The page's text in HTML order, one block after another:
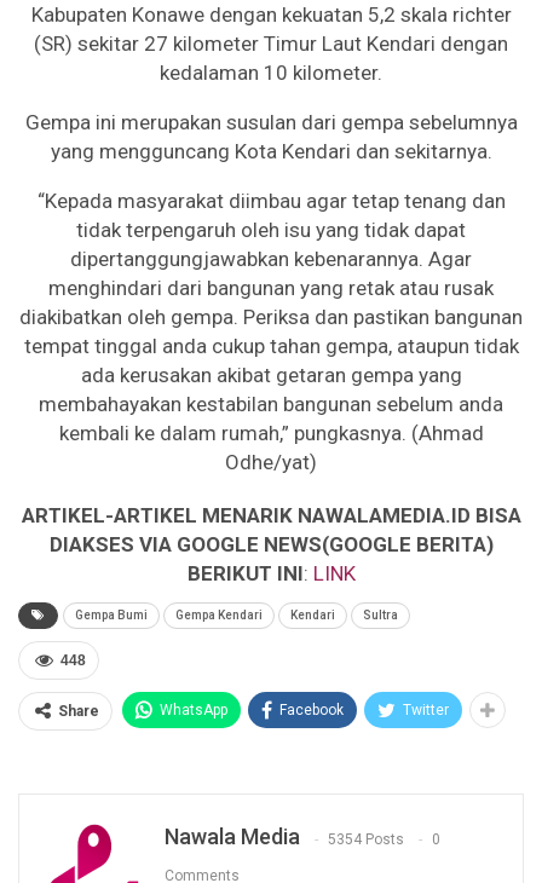
Kabupaten Konawe dengan kekuatan 5,2 skala richter
(SR) sekitar 27 kilometer Timur Laut Kendari dengan
kedalaman 10 kilometer.
Gempa ini merupakan susulan dari gempa sebelumnya
yang mengguncang Kota Kendari dan sekitarnya.
“Kepada masyarakat diimbau agar tetap tenang dan
tidak terpengaruh oleh isu yang tidak dapat
dipertanggungjawabkan kebenarannya. Agar
menghindari dari bangunan yang retak atau rusak
diakibatkan oleh gempa. Periksa dan pastikan bangunan
tempat tinggal anda cukup tahan gempa, ataupun tidak
ada kerusakan akibat getaran gempa yang
membahayakan kestabilan bangunan sebelum anda
kembali ke dalam rumah,” pungkasnya. (Ahmad
Odhe/yat)
ARTIKEL-ARTIKEL MENARIK NAWALAMEDIA.ID BISA
DIAKSES VIA GOOGLE NEWS(GOOGLE BERITA)
BERIKUT INI: LINK
Gempa Bumi Gempa Kendari Kendari Sultra
448
Share WhatsApp Facebook Twitter
Nawala Media 5354 Posts 0
Comments